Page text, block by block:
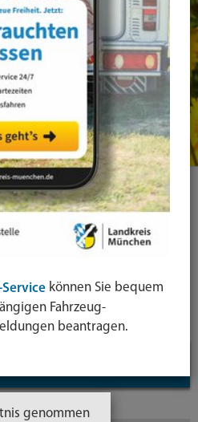
Lupe:
Taste
können Sie bequem
Fahrzeug-
beantragen.
genommen